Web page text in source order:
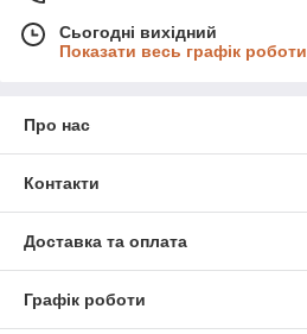
Сьогодні вихідний
Показати весь графік роботи
Про нас
Контакти
Доставка та оплата
Графік роботи